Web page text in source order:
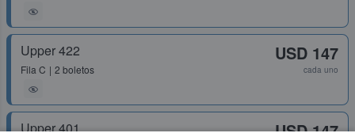
Upper 422
Fila C 2 boletos
USD 147
cada uno
Upper 401